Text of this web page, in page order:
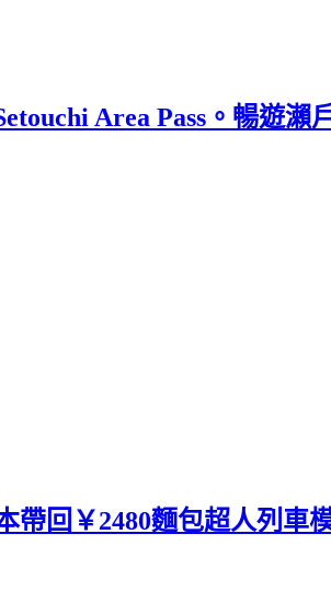
Area Pass。暢遊瀨
帶回￥2480麵包超人列車